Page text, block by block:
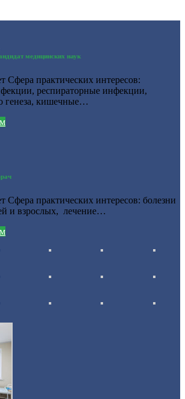
медицинских наук
Сфера практических интересов:
респираторные инфекции,
генеза, кишечные…
Сфера практических интересов: болезни
и взрослых, лечение…